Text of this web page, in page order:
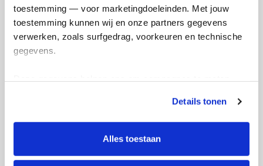
toestemming — voor marketingdoeleinden. Met jouw
toestemming kunnen wij en onze partners gegevens
verwerken, zoals surfgedrag, voorkeuren en technische
gegevens.
tonen. Je kunt je toestemming op elk moment wijzigen of
intrekken via Cookie instellingen onderaan de pagina. De
lijst met cookies is te vinden in het tabblad “details”.
Details tonen
Alles toestaan
woensdag 15 april 2026
Geïnspireerd door de Enschede marathon
al met tien mensen, dus waarom dan niet
meteen geld ophalen voor het KWF!